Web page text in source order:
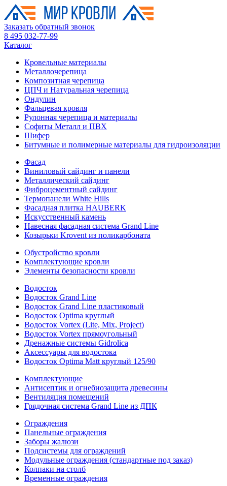
Заказать обратный звонок
8 495 032-77-99
Каталог
Кровельные материалы
Металлочерепица
Композитная черепица
ЦПЧ и Натуральная черепица
Ондулин
Фальцевая кровля
Рулонная черепица и материалы
Софиты Металл и ПВХ
Шифер
Битумные и полимерные материалы для гидроизоляции
Фасад
Виниловый сайдинг и панели
Металлический сайдинг
Фиброцементный сайдинг
Термопанели White Hills
Фасадная плитка HAUBERK
Искусственный камень
Навесная фасадная система Grand Line
Козырьки Krovent из поликарбоната
Обустройство кровли
Комплектующие кровли
Элементы безопасности кровли
Водосток
Водосток Grand Line
Водосток Grand Line пластиковый
Водосток Optima круглый
Водосток Vortex (Lite, Mix, Project)
Водосток Vortex прямоугольный
Дренажные системы Gidrolica
Аксессуары для водостока
Водосток Optima Matt круглый 125/90
Комплектующие
Антисептик и огнебиозащита древесины
Вентиляция помещений
Грядочная система Grand Line из ДПК
Ограждения
Панельные ограждения
Заборы жалюзи
Подсистемы для ограждений
Модульные ограждения (стандартные под заказ)
Колпаки на столб
Временные ограждения